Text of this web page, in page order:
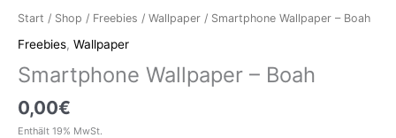
Start / Shop / Freebies / Wallpaper / Smartphone Wallpaper – Boah
Freebies, Wallpaper
Smartphone Wallpaper – Boah
0,00€
Enthält 19% MwSt.